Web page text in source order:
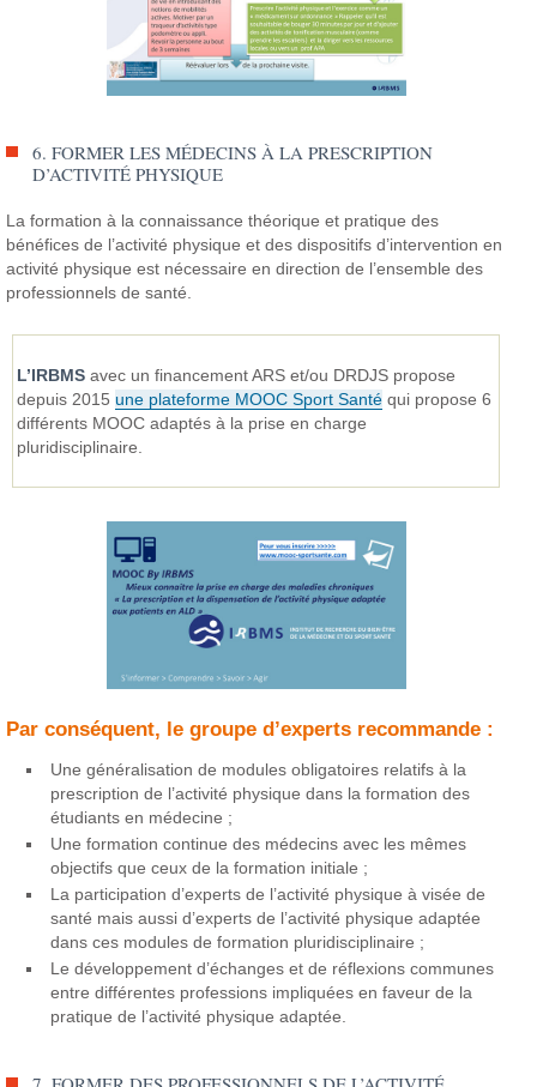
6. FORMER LES MÉDECINS À LA PRESCRIPTION
D’ACTIVITÉ PHYSIQUE
La formation à la connaissance théorique et pratique des
bénéfices de l’activité physique et des dispositifs d’intervention en
activité physique est nécessaire en direction de l’ensemble des
professionnels de santé.
L’IRBMS avec un financement ARS et/ou DRDJS propose
depuis 2015 une plateforme MOOC Sport Santé qui propose 6
différents MOOC adaptés à la prise en charge
pluridisciplinaire.
Par conséquent, le groupe d’experts recommande :
Une généralisation de modules obligatoires relatifs à la
prescription de l’activité physique dans la formation des
étudiants en médecine ;
Une formation continue des médecins avec les mêmes
objectifs que ceux de la formation initiale ;
La participation d’experts de l’activité physique à visée de
santé mais aussi d’experts de l’activité physique adaptée
dans ces modules de formation pluridisciplinaire ;
Le développement d’échanges et de réflexions communes
entre différentes professions impliquées en faveur de la
pratique de l’activité physique adaptée.